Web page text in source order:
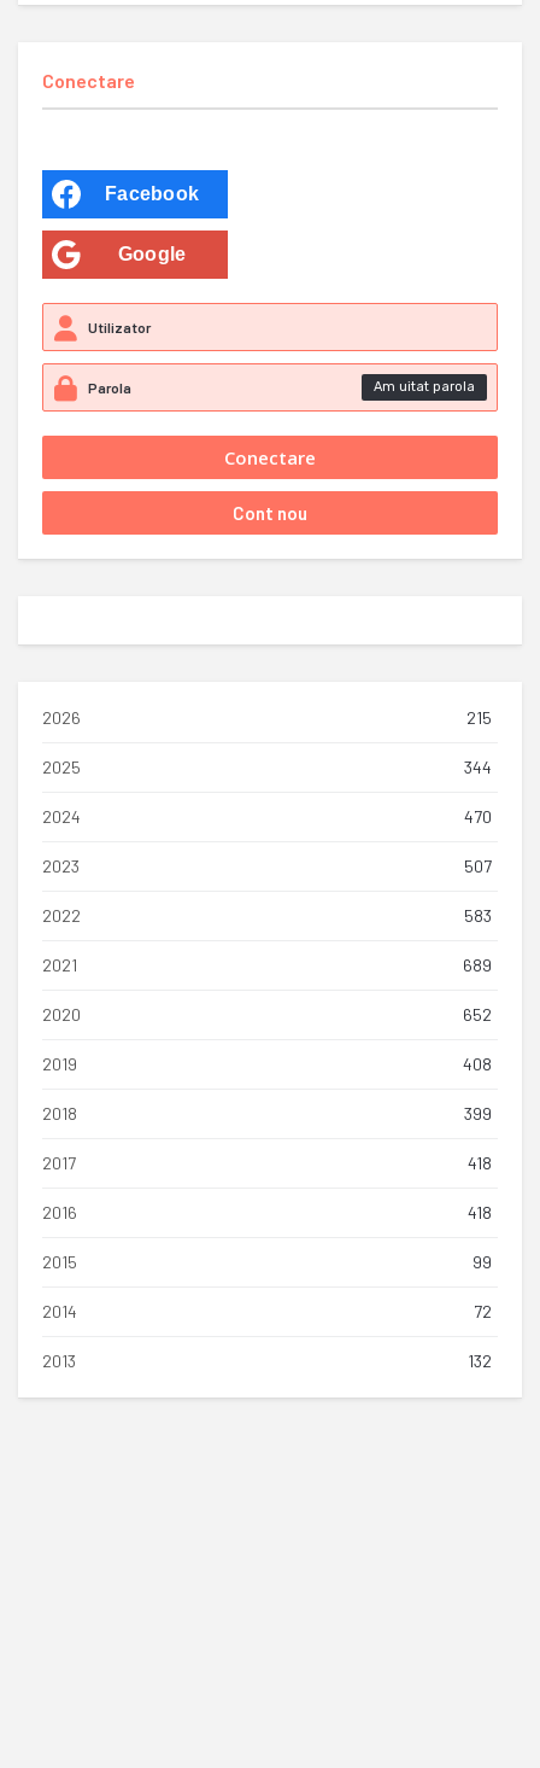
Conectare
Facebook
Google
Am uitat parola
2026 215
2025 344
2024 470
2023 507
2022 583
2021 689
2020 652
2019 408
2018 399
2017 418
2016 418
2015 99
2014 72
2013 132